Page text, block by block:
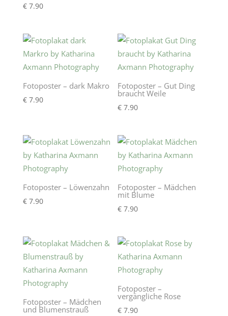
€7.90
Fotoposter – dark Makro
€7.90
Fotoposter – Gut Ding
braucht Weile
€ 7.90
Fotoposter – Löwenzahn
€7.90
Fotoposter – Mädchen
mit Blume
€ 7.90
Fotoposter – Mädchen
und Blumenstrauß
Fotoposter –
vergängliche Rose
€ 7.90